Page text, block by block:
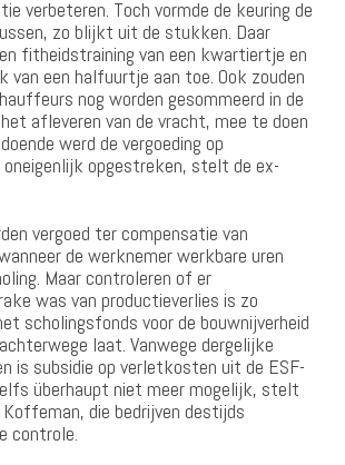
verbeteren. Toch vormde de keuring de
zo blijkt uit de stukken. Daar
fitheidstraining van een kwartiertje en
van een halfuurtje aan toe. Ook zouden
nog worden gesommeerd in de
afleveren van de vracht, mee te doen
werd de vergoeding op
opgestreken, stelt de ex-
vergoed ter compensatie van
de werknemer werkbare uren
Maar controleren of er
was van productieverlies is zo
scholingsfonds voor de bouwnijverheid
laat. Vanwege dergelijke
is subsidie op verletkosten uit de ESF-
überhaupt niet meer mogelijk, stelt
die bedrijven destijds
controle.